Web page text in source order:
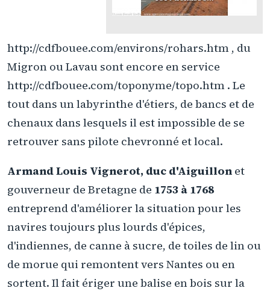
http://cdfbouee.com/environs/rohars.htm , du
Migron ou Lavau sont encore en service
http://cdfbouee.com/toponyme/topo.htm . Le
tout dans un labyrinthe d'étiers, de bancs et de
chenaux dans lesquels il est impossible de se
retrouver sans pilote chevronné et local.
Armand Louis Vignerot, duc d'Aiguillon et
gouverneur de Bretagne de 1753 à 1768
entreprend d'améliorer la situation pour les
navires toujours plus lourds d'épices,
d'indiennes, de canne à sucre, de toiles de lin ou
de morue qui remontent vers Nantes ou en
sortent. Il fait ériger une balise en bois sur la